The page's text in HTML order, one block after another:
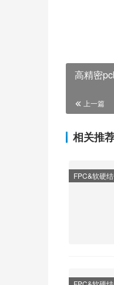
高精密
上一篇
相关推
FPC&软硬